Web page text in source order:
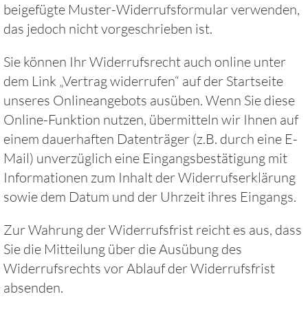
beigefügte Muster-Widerrufsformular verwenden,
das jedoch nicht vorgeschrieben ist.
Sie können Ihr Widerrufsrecht auch online unter
dem Link „Vertrag widerrufen“ auf der Startseite
unseres Onlineangebots ausüben. Wenn Sie diese
Online-Funktion nutzen, übermitteln wir Ihnen auf
einem dauerhaften Datenträger (z.B. durch eine E-
Mail) unverzüglich eine Eingangsbestätigung mit
Informationen zum Inhalt der Widerrufserklärung
sowie dem Datum und der Uhrzeit ihres Eingangs.
Zur Wahrung der Widerrufsfrist reicht es aus, dass
Sie die Mitteilung über die Ausübung des
Widerrufsrechts vor Ablauf der Widerrufsfrist
absenden.